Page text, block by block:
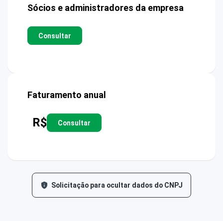
Sócios e administradores da empresa
Consultar
Faturamento anual
R$ Consultar
Solicitação para ocultar dados do CNPJ